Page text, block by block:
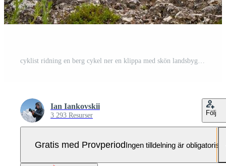
cyklist ridning en berg cykel ner en klippa med skön landsbygden i de bakgrund. extrem sport och enduro cykel begrepp Pro Foto
Ian Iankovskii
3 293 Resurser Följ
Gratis med ProvperiodIngen tilldelning är obligatorisk